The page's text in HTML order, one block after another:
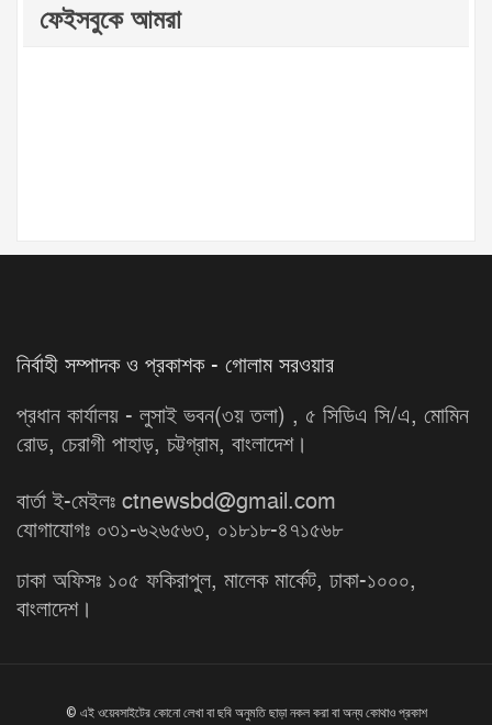
ফেইসবুকে আমরা
নির্বাহী সম্পাদক ও প্রকাশক - গোলাম সরওয়ার
প্রধান কার্যালয় - লুসাই ভবন(৩য় তলা) , ৫ সিডিএ সি/এ, মোমিন
রোড, চেরাগী পাহাড়, চট্টগ্রাম, বাংলাদেশ।
বার্তা ই-মেইলঃ ctnewsbd@gmail.com
যোগাযোগঃ ০৩১-৬২৬৫৬৩, ০১৮১৮-৪৭১৫৬৮
ঢাকা অফিসঃ ১০৫ ফকিরাপুল, মালেক মার্কেট, ঢাকা-১০০০,
বাংলাদেশ।
© এই ওয়েবসাইটের কোনো লেখা বা ছবি অনুমতি ছাড়া নকল করা বা অন্য কোথাও প্রকাশ